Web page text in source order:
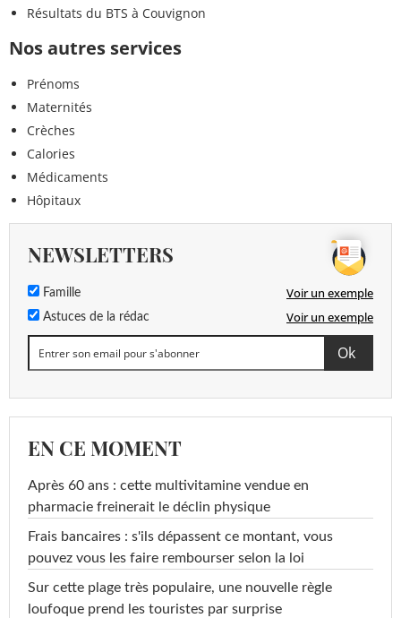
Résultats du BTS à Couvignon
Nos autres services
Prénoms
Maternités
Crèches
Calories
Médicaments
Hôpitaux
NEWSLETTERS
Famille Voir un exemple
Astuces de la rédac Voir un exemple
EN CE MOMENT
Après 60 ans : cette multivitamine vendue en
pharmacie freinerait le déclin physique
Frais bancaires : s'ils dépassent ce montant, vous
pouvez vous les faire rembourser selon la loi
Sur cette plage très populaire, une nouvelle règle
loufoque prend les touristes par surprise